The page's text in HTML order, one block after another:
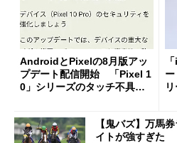
AndroidとPixelの8月版アッ
プデート配信開始 「Pixel 1
0」シリーズのタッチ不具合
【鬼バズ】万馬
イトが強すぎた